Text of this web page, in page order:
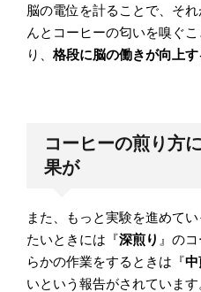
脳の電位を計ることで、そ
んとコーヒーの匂いを嗅ぐ
り、 格段に脳の働きが向上す
コーヒーの煎り方
果が
また、もっと実験を進めて
たいときには『深煎り 』の
らかの作業をするときは『中
いという報告がされています